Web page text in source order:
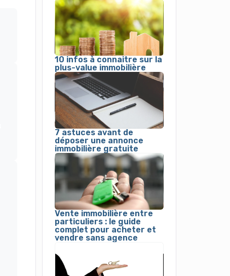
10 infos à connaitre sur la
plus-value immobilière
7 astuces avant de
déposer une annonce
immobilière gratuite
Vente immobilière entre
particuliers : le guide
complet pour acheter et
vendre sans agence